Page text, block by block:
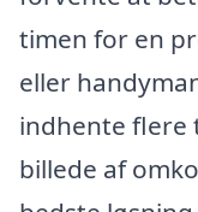
timen for en
eller
indhente flere
billede af